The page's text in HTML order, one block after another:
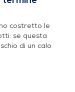
costretto le
se questa
di un calo